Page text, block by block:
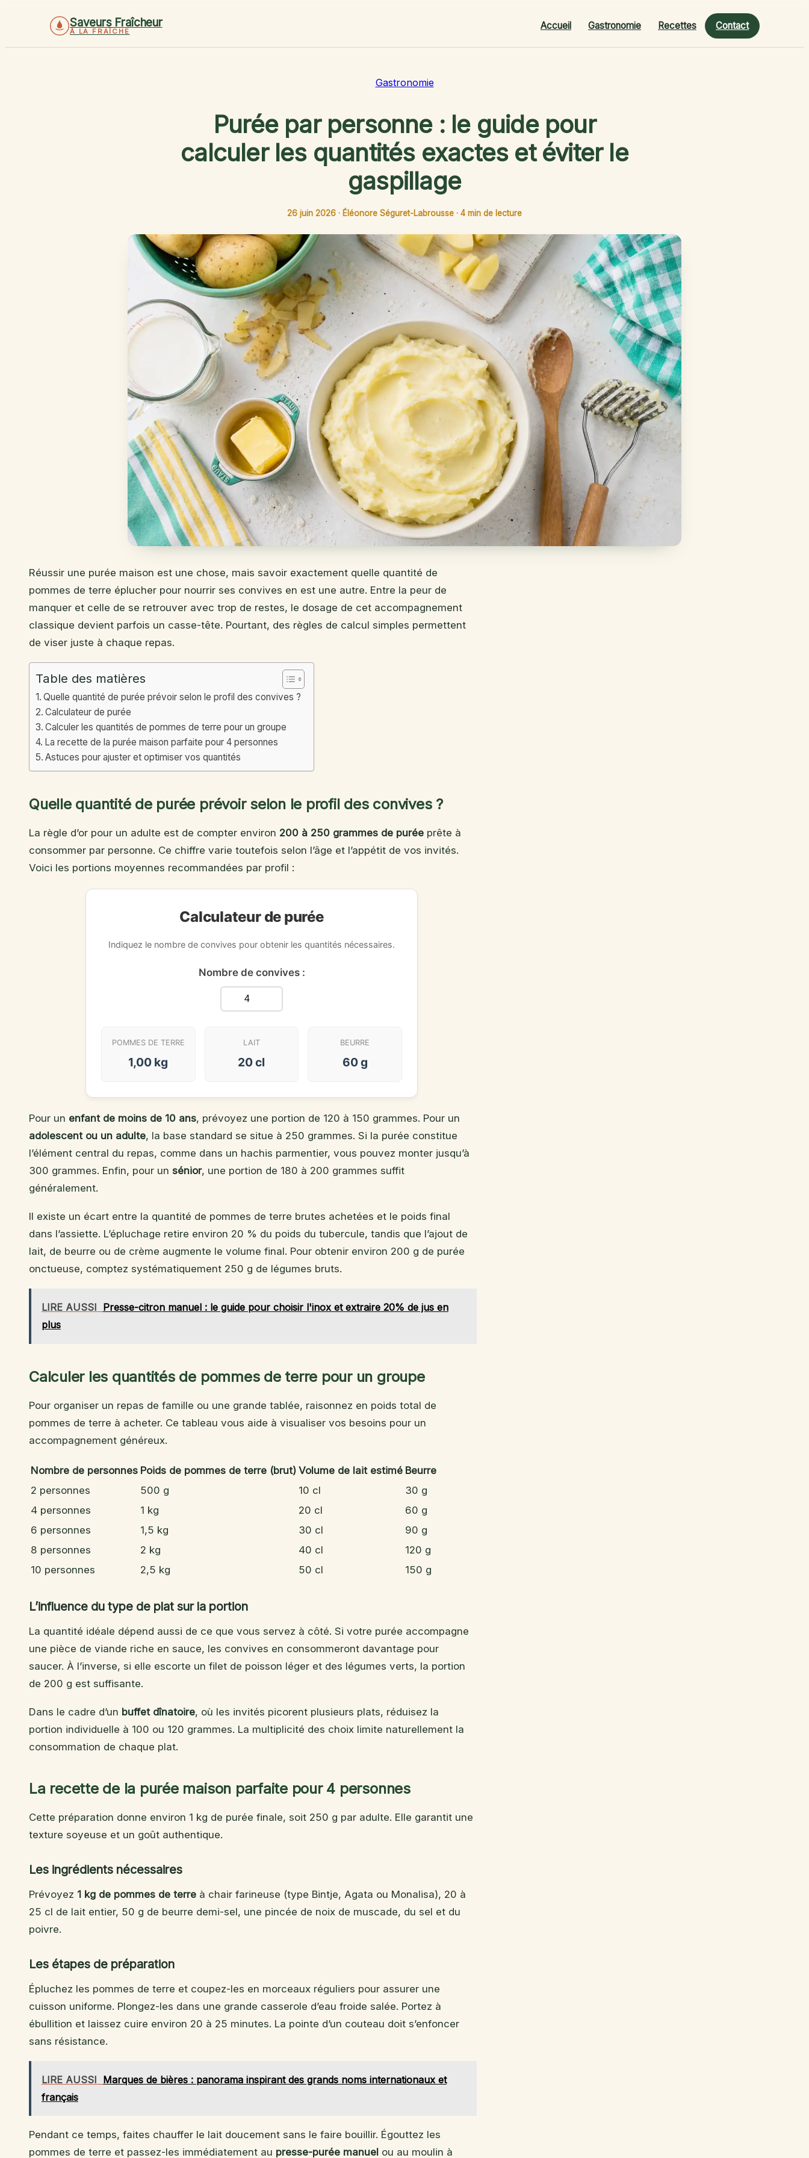
Saveurs Fraîcheur
À LA FRAÎCHE Accueil Gastronomie Recettes Contact
Gastronomie
Purée par personne : le guide pour
calculer les quantités exactes et éviter le
gaspillage
26 juin 2026 · Éléonore Séguret-Labrousse · 4 min de lecture
Réussir une purée maison est une chose, mais savoir exactement quelle quantité de
pommes de terre éplucher pour nourrir ses convives en est une autre. Entre la peur de
manquer et celle de se retrouver avec trop de restes, le dosage de cet accompagnement
classique devient parfois un casse-tête. Pourtant, des règles de calcul simples permettent
de viser juste à chaque repas.
Table des matières
Quelle quantité de purée prévoir selon le profil des convives ?
Calculateur de purée
Calculer les quantités de pommes de terre pour un groupe
La recette de la purée maison parfaite pour 4 personnes
Astuces pour ajuster et optimiser vos quantités
Quelle quantité de purée prévoir selon le profil des convives ?
La règle d’or pour un adulte est de compter environ 200 à 250 grammes de purée prête à
consommer par personne. Ce chiffre varie toutefois selon l’âge et l’appétit de vos invités.
Voici les portions moyennes recommandées par profil :
Calculateur de purée
Indiquez le nombre de convives pour obtenir les quantités nécessaires.
Nombre de convives :
POMMES DE TERRE
1,00 kg
LAIT
20 cl
BEURRE
60 g
Pour un enfant de moins de 10 ans, prévoyez une portion de 120 à 150 grammes. Pour un
adolescent ou un adulte, la base standard se situe à 250 grammes. Si la purée constitue
l’élément central du repas, comme dans un hachis parmentier, vous pouvez monter jusqu’à
300 grammes. Enfin, pour un sénior, une portion de 180 à 200 grammes suffit
généralement.
Il existe un écart entre la quantité de pommes de terre brutes achetées et le poids final
dans l’assiette. L’épluchage retire environ 20 % du poids du tubercule, tandis que l’ajout de
lait, de beurre ou de crème augmente le volume final. Pour obtenir environ 200 g de purée
onctueuse, comptez systématiquement 250 g de légumes bruts.
LIRE AUSSI Presse-citron manuel : le guide pour choisir l'inox et extraire 20% de jus en
plus
Calculer les quantités de pommes de terre pour un groupe
Pour organiser un repas de famille ou une grande tablée, raisonnez en poids total de
pommes de terre à acheter. Ce tableau vous aide à visualiser vos besoins pour un
accompagnement généreux.
Nombre de personnes Poids de pommes de terre (brut) Volume de lait estimé Beurre
2 personnes
500 g 10 cl
30 g
4 personnes
1 kg 20 cl
60 g
6 personnes
1,5 kg 30 cl
90 g
8 personnes
2 kg 40 cl
120 g
10 personnes
2,5 kg 50 cl 150 g
L’influence du type de plat sur la portion
La quantité idéale dépend aussi de ce que vous servez à côté. Si votre purée accompagne
une pièce de viande riche en sauce, les convives en consommeront davantage pour
saucer. À l’inverse, si elle escorte un filet de poisson léger et des légumes verts, la portion
de 200 g est suffisante.
Dans le cadre d’un buffet dînatoire, où les invités picorent plusieurs plats, réduisez la
portion individuelle à 100 ou 120 grammes. La multiplicité des choix limite naturellement la
consommation de chaque plat.
La recette de la purée maison parfaite pour 4 personnes
Cette préparation donne environ 1 kg de purée finale, soit 250 g par adulte. Elle garantit une
texture soyeuse et un goût authentique.
Les ingrédients nécessaires
Prévoyez 1 kg de pommes de terre à chair farineuse (type Bintje, Agata ou Monalisa), 20 à
25 cl de lait entier, 50 g de beurre demi-sel, une pincée de noix de muscade, du sel et du
poivre.
Les étapes de préparation
Épluchez les pommes de terre et coupez-les en morceaux réguliers pour assurer une
cuisson uniforme. Plongez-les dans une grande casserole d’eau froide salée. Portez à
ébullition et laissez cuire environ 20 à 25 minutes. La pointe d’un couteau doit s’enfoncer
sans résistance.
LIRE AUSSI Marques de bières : panorama inspirant des grands noms internationaux et
français
Pendant ce temps, faites chauffer le lait doucement sans le faire bouillir. Égouttez les
pommes de terre et passez-les immédiatement au presse-purée manuel ou au moulin à